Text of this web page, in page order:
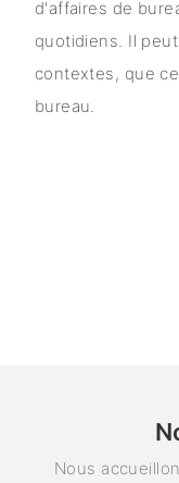
d'affaires de
quotidiens. Il
contextes, que
bureau.
Nous